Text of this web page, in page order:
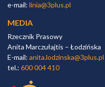
e-mail: linia@3plus.pl
MEDIA
Rzecznik Prasowy
Anita Marczułajtis – Łodzińska
E-mail: anita.lodzinska@3plus.pl
tel.: 600 004 410